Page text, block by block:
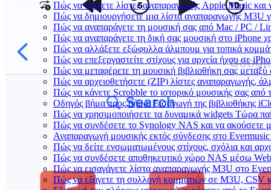
Πώς να εξάγετε λίστες αναπαραγωγής Apple Music και
Πώς να δημιουργήσετε μια λίστα αναπαραγωγής
Πώς να αναπαράγετε τη μουσική σας από Mac / PC /
Πώς να αναπαράγετε τη δική σας μουσική στο iPhone
Πώς να αλλάξετε εξώφυλλα άλμπουμ για τοπικά
Πώς να επεξεργαστείτε στίχους για αρχεία ήχου σε
Πώς να μεταφέρετε τη μουσική βιβλιοθήκη σας
Πώς να αρχειοθετήσετε (ZIP) λίστες αναπαραγωγής,
Πώς να κάνετε Scrobble το ιστορικό μουσικής σας
Οδηγός βήμα προς βήμα: Εισαγωγή της βιβλιοθήκης
Πώς να χρησιμοποιήσετε τα δυναμικά widgets Τώρα
Πώς να συνδέσετε το Synology NAS και να ακούσετε
Αναπαραγωγή μουσικής εκτός σύνδεσης στο
Πώς να δείτε ενσωματωμένους στίχους, σχόλια και
Πώς να συνδέσετε αποθηκευτικό χώρο NAS μέσω
Πώς να εισαγάγετε λίστα αναπαραγωγής M3U στο
Πώς να εξάγετε τη συλλογή κομματιών σε M3U,